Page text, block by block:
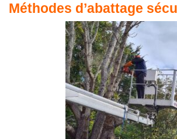
Méthodes d’abattage